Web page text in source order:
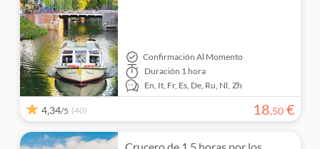
Confirmación Al Momento
Duración 1 hora
En, It, Fr, Es, De, Ru, Nl, Zh
4,34/5 (40) 18,50 €
Crucero de 1,5 horas por los